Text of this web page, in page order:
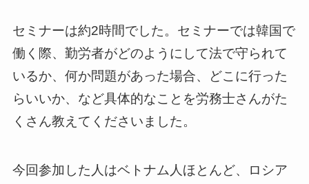
セミナーは約2時間でした。セミナーでは韓国で
働く際、勤労者がどのようにして法で守られて
いるか、何か問題があった場合、どこに行った
らいいか、など具体的なことを労務士さんがた
くさん教えてくださいました。
今回参加した人はベトナム人ほとんど、ロシア